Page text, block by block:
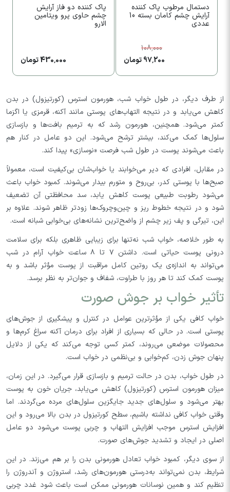
دستمال مرطوب پاک کننده
آرایش چشم کامان بسته 10
عددی
108,000
97,200 تومان
پاک کننده دو فاز آرایش
چشم حاوی پرو ویتامین
الارو
430,000 تومان
از طرف دیگر، در طول خواب شب، هورمون استرس (کورتیزول) در بدن
کاهش می‌یابد و در نتیجه التهاب‌های پوستی مانند آکنه، قرمزی یا اگزما
کمتر می‌شود. همچنین، هورمون رشد که به ترمیم بافت‌ها و بازسازی
سلول‌ها کمک می‌کند، بیشتر ترشح می‌شود. این دو عامل در کنار هم
باعث می‌شوند پوست در طول شب فرصت «نوسازی» پیدا کند.
در مقابل، افرادی که دیر می‌خوابند یا خواب‌شان بی‌کیفیت است، معمولاً
صبح‌ها با پوستی کدر، بی‌روح و متورم بیدار می‌شوند. کمبود خواب باعث
می‌شود رطوبت طبیعی پوست کاهش یابد، سد محافظتی آن تضعیف
شود و در نتیجه خطوط ریز و چین‌وچروک‌ها زودتر ظاهر شوند. علاوه بر
این، تیرگی و پف زیر چشم از واضح‌ترین نشانه‌های بی‌خوابی شبانه است.
به طور خلاصه، خواب شب نه‌تنها برای زیبایی ظاهری بلکه برای سلامت
درونی پوست حیاتی است. داشتن ۷ تا ۸ ساعت خواب آرام در شب
می‌تواند به اندازه‌ی یک روتین کامل مراقبت از پوست مؤثر باشد و به
پوست کمک کند تا هر روز با طراوت، شفاف و جوان‌تر به نظر برسد.
تأثیر خواب بر جوش صورت
خواب کافی یکی از مؤثرترین عوامل در کنترل و پیشگیری از جوش‌های
پوستی است. در حالی که بسیاری از افراد برای درمان آکنه سراغ کرم‌ها و
محصولات موضعی می‌روند، کمتر کسی توجه می‌کند که یکی از دلایل
پنهان جوش زدن، کم‌خوابی و بی‌نظمی در خواب است.
در طول خواب، بدن در حالت ترمیم و بازسازی قرار می‌گیرد. در این زمان،
میزان هورمون استرس (کورتیزول) کاهش می‌یابد، جریان خون به پوست
بهتر می‌شود و سلول‌های جدید جایگزین سلول‌های مرده می‌گردند. اما
وقتی خواب کافی نداشته باشیم، سطح کورتیزول در بدن بالا می‌رود و این
افزایش استرس موجب افزایش التهاب و چربی پوست می‌شود دو عامل
اصلی در ایجاد و تشدید جوش‌های صورت.
از سوی دیگر، کمبود خواب تعادل هورمونی بدن را بر هم می‌زند. در این
شرایط، بدن نمی‌تواند به‌درستی هورمون‌های رشد، استروژن و آندروژن را
تنظیم کند و همین نوسانات هورمونی ممکن است باعث شود غدد چربی